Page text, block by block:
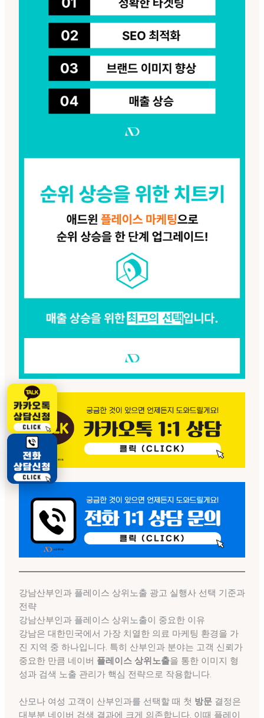
강남산부인과 플레이스 상위노출 광고 실행사 선택 기준과
전략
강남산부인과 플레이스 상위노출이 중요한 이유
강남은 대한민국에서 가장 치열한 의료 마케팅 환경을 가
진 지역 중 하나입니다. 특히 산부인과 분야는 고객 신뢰가
중요한 만큼 네이버 플레이스 상위노출을 통한 이미지 형
성과 검색 노출 관리가 핵심 전략으로 작용합니다.
산모나 여성 고객이 산부인과를 선택할 때 첫 방문결정은
대부분 네이버 검색 결과에 크게 의존합니다. 이때 플레이